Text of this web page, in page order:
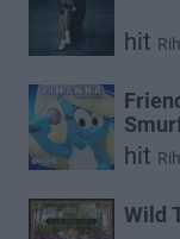
hit
hit
Wild